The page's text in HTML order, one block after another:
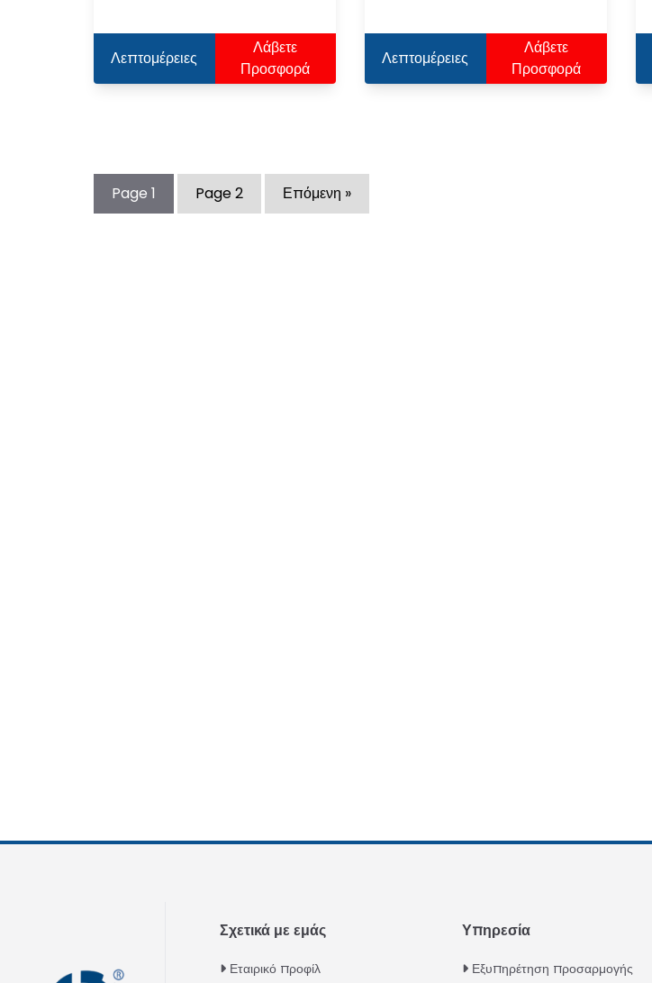
Λεπτομέρειες
Λάβετε
Προσφορά
Λεπτομέρειες
Λάβετε
Προσφορά
Page 1 Page2 Επόμενη »
Σχετικά με εμάς
Εταιρικό προφίλ
Υπηρεσία
Εξυπηρέτηση προσαρμογής